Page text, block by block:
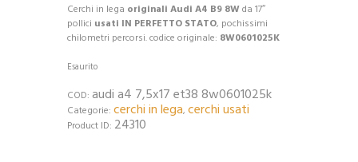
€ 499.99.€ 399.99.
Cerchi in lega originali Audi A4 B9 8Wda 17″
pollici usati IN PERFETTO STATO, pochissimi
chilometri percorsi. codice originale: 8W0601025K
Esaurito
COD: audi a4 7,5x17 et38 8w0601025k
Categorie: cerchi in lega, cerchi usati
Product ID: 24310